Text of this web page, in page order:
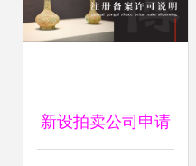
新设拍卖公司申请